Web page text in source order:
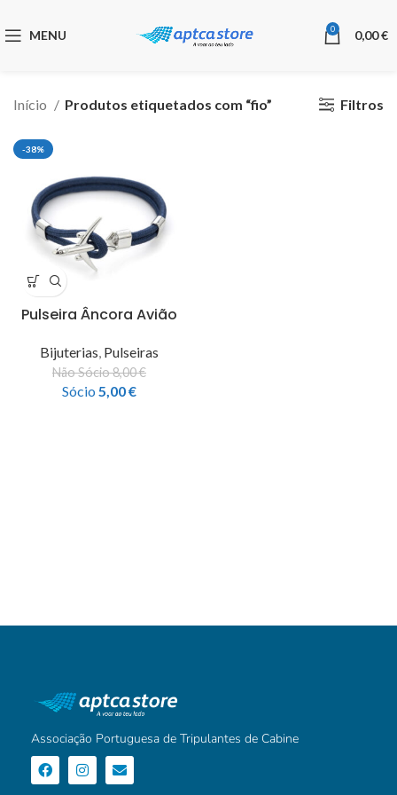
MENU 0 0,00€
Início Produtos etiquetados com “fio” Filtros
-38%
Pulseira Âncora Avião
Bijuterias, Pulseiras
Não Sócio8,00€
Sócio 5,00€
Associação Portuguesa de Tripulantes de Cabine